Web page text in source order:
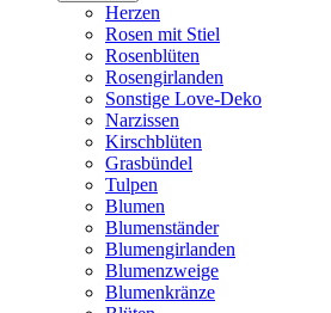
Herzen
Rosen mit Stiel
Rosenblüten
Rosengirlanden
Sonstige Love-Deko
Narzissen
Kirschblüten
Grasbündel
Tulpen
Blumen
Blumenständer
Blumengirlanden
Blumenzweige
Blumenkränze